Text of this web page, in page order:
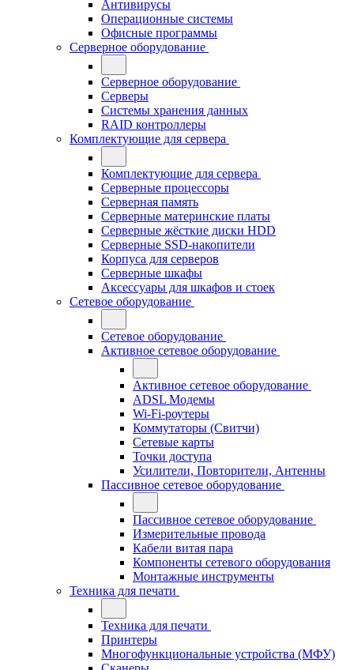
Антивирусы
Операционные системы
Офисные программы
Серверное оборудование
Серверное оборудование
Серверы
Системы хранения данных
RAID контроллеры
Комплектующие для сервера
Комплектующие для сервера
Серверные процессоры
Серверная память
Серверные материнские платы
Серверные жёсткие диски HDD
Серверные SSD-накопители
Корпуса для серверов
Серверные шкафы
Аксессуары для шкафов и стоек
Сетевое оборудование
Сетевое оборудование
Активное сетевое оборудование
Активное сетевое оборудование
ADSL Модемы
Wi-Fi-роутеры
Коммутаторы (Свитчи)
Сетевые карты
Точки доступа
Усилители, Повторители, Антенны
Пассивное сетевое оборудование
Пассивное сетевое оборудование
Измерительные провода
Кабели витая пара
Компоненты сетевого оборудования
Монтажные инструменты
Техника для печати
Техника для печати
Принтеры
Многофункциональные устройства (МФУ)